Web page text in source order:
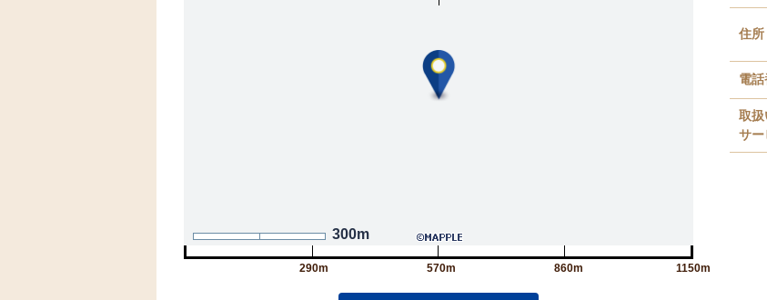
300m
290m 570m 860m 1150m
住所
電
取扱
サー